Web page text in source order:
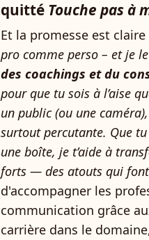
quitté Touche pas à
Et la promesse est claire
pro comme perso – et je
des coachings et du
pour que tu sois à l’aise
un public (ou une
surtout percutante. Que
une boîte, je t’aide à
forts — des atouts qui
d'accompagner les
communication grâce
carrière dans le